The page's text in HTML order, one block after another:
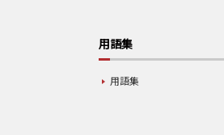
用語集
用語集